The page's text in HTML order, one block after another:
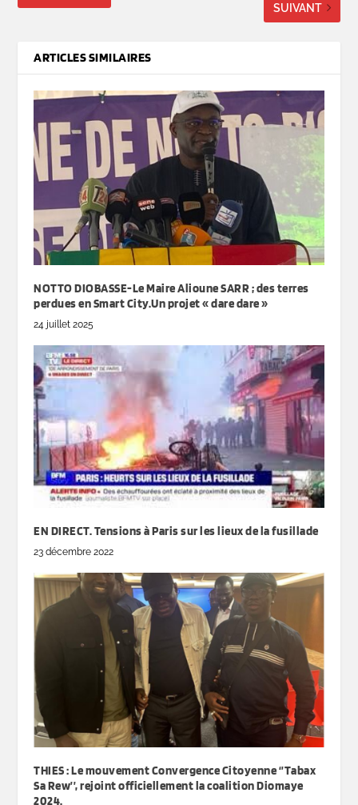
SUIVANT
ARTICLES SIMILAIRES
NOTTO DIOBASSE-Le Maire Alioune SARR ; des terres
perdues en Smart City.Un projet « dare dare »
24 juillet 2025
EN DIRECT. Tensions à Paris sur les lieux de la fusillade
23 décembre 2022
THIES : Le mouvement Convergence Citoyenne ‘’Tabax
Sa Rew’’, rejoint officiellement la coalition Diomaye
2024.